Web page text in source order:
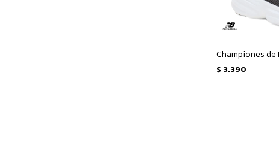
$ 3.390